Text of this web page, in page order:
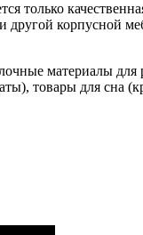
только
корпусной
материалы
товары для сна